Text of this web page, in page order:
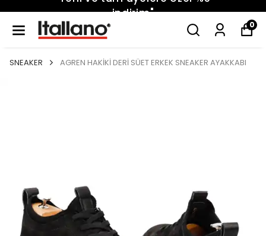
indirim"
0
SNEAKER AGREN HAKİKİ DERİ SÜET ERKEK SNEAKER AYAKKABI